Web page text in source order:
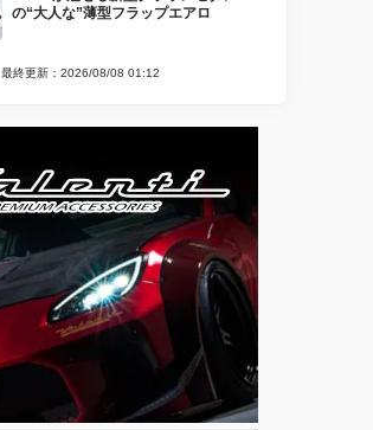
の“大人な”薄型フラップエアロ
最終更新：2026/08/08 01:12